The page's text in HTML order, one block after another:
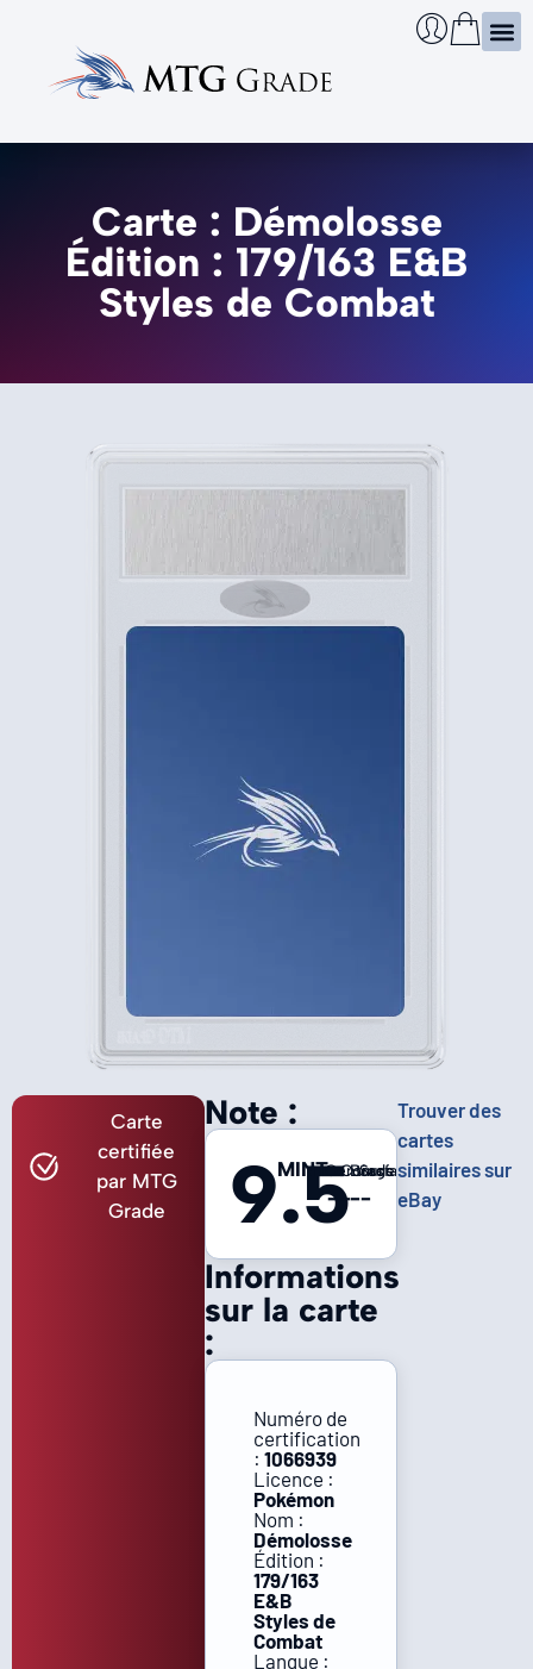
Carte : Démolosse
Édition : 179/163 E&B
Styles de Combat
Carte
certifiée
par MTG
Grade
Informations
sur la carte
:
Numéro de
certification
: 1066939
Licence :
Pokémon
Nom :
Démolosse
Édition :
179/163
E&B
Styles de
Combat
Langue :
Note :
9.5
MINTCentrage
-
Coins
-
Bords
-
Surface
-
Trouver des
cartes
similaires sur
eBay